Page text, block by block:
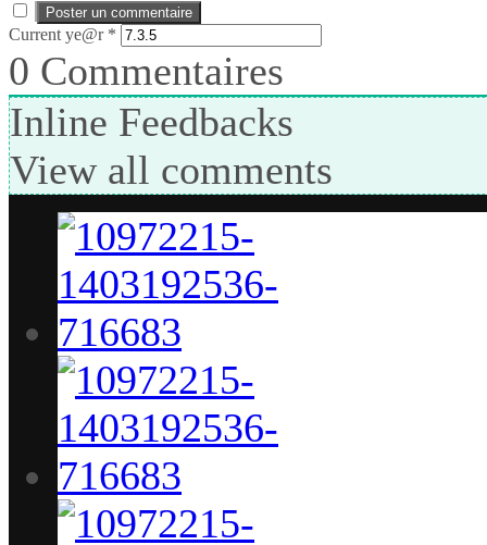
Current ye@r *
0 Commentaires
Inline Feedbacks
View all comments